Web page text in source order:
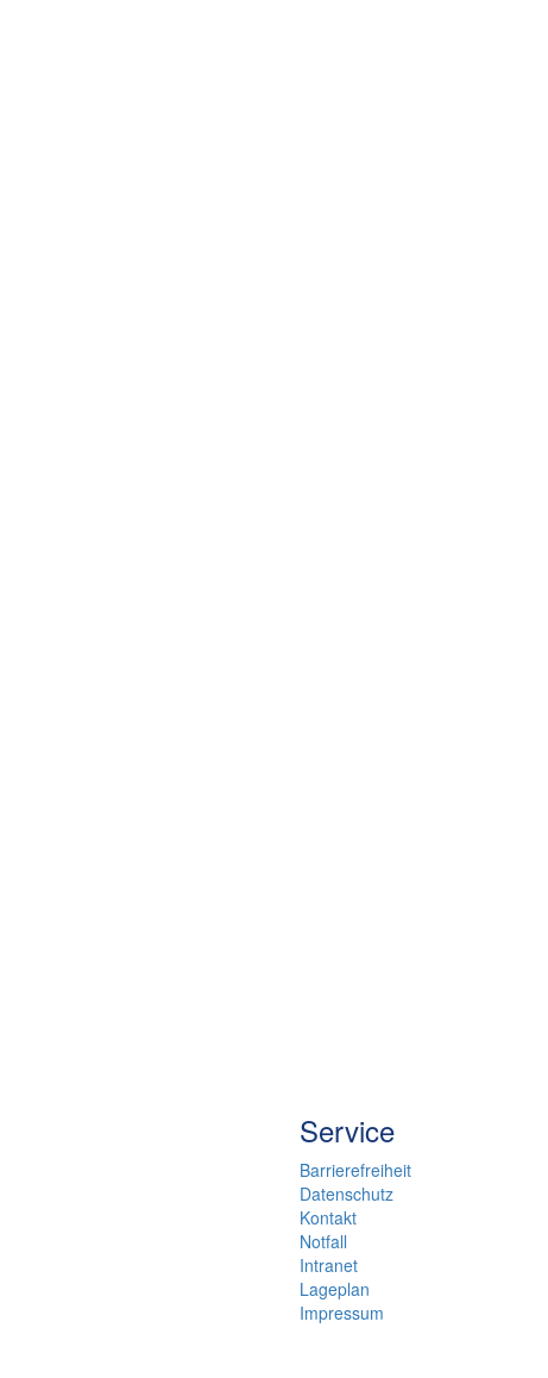
Service
Barrierefreiheit
Datenschutz
Kontakt
Notfall
Intranet
Lageplan
Impressum